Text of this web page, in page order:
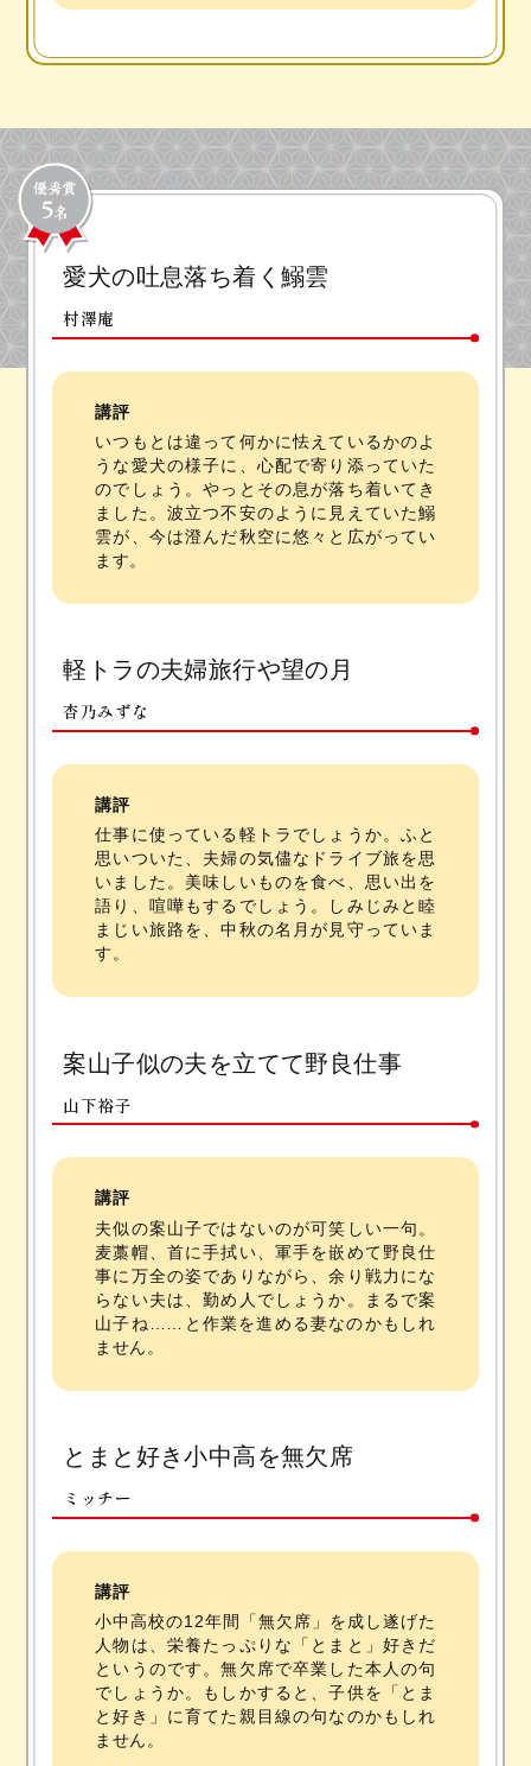
愛犬の吐息落ち着く鰯雲
村澤庵
講評
いつもとは違って何かに怯えているかのよ
うな愛犬の様子に、心配で寄り添っていた
のでしょう。やっとその息が落ち着いてき
ました。波立つ不安のように見えていた鰯
雲が、今は澄んだ秋空に悠々と広がってい
ます。
軽トラの夫婦旅行や望の月
杏乃みずな
講評
仕事に使っている軽トラでしょうか。ふと
思いついた、夫婦の気儘なドライブ旅を思
いました。美味しいものを食べ、思い出を
語り、喧嘩もするでしょう。しみじみと睦
まじい旅路を、中秋の名月が見守っていま
す。
案山子似の夫を立てて野良仕事
山下裕子
講評
夫似の案山子ではないのが可笑しい一句。
麦藁帽、首に手拭い、軍手を嵌めて野良仕
事に万全の姿でありながら、余り戦力にな
らない夫は、勤め人でしょうか。まるで案
山子ね……と作業を進める妻なのかもしれ
ません。
とまと好き小中高を無欠席
ミッチー
講評
小中高校の12年間「無欠席」を成し遂げた
人物は、栄養たっぷりな「とまと」好きだ
というのです。無欠席で卒業した本人の句
でしょうか。もしかすると、子供を「とま
と好き」に育てた親目線の句なのかもしれ
ません。